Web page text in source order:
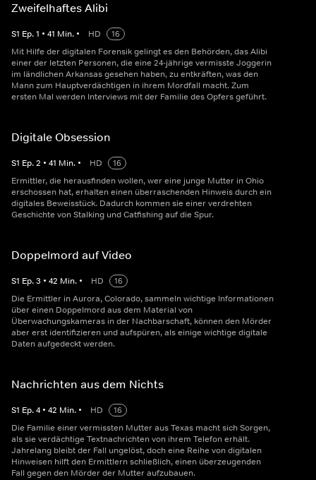
Zweifelhaftes Alibi
S1 Ep.1 • 41 Min. • HD
16
Mit Hilfe der digitalen Forensik gelingt es den Behörden, das Alibi
einer der letzten Personen, die eine 24-jährige vermisste Joggerin
im ländlichen Arkansas gesehen haben, zu entkräften, was den
Mann zum Hauptverdächtigen in ihrem Mordfall macht. Zum
ersten Mal werden Interviews mit der Familie des Opfers geführt.
Digitale Obsession
S1 Ep.2 • 41 Min. • HD
16
Ermittler, die herausfinden wollen, wer eine junge Mutter in Ohio
erschossen hat, erhalten einen überraschenden Hinweis durch ein
digitales Beweisstück. Dadurch kommen sie einer verdrehten
Geschichte von Stalking und Catfishing auf die Spur.
Doppelmord auf Video
S1 Ep.3 • 42 Min. • HD
16
Die Ermittler in Aurora, Colorado, sammeln wichtige Informationen
über einen Doppelmord aus dem Material von
Überwachungskameras in der Nachbarschaft, können den Mörder
aber erst identifizieren und aufspüren, als einige wichtige digitale
Daten aufgedeckt werden.
Nachrichten aus dem Nichts
S1 Ep.4 • 42 Min. • HD
16
Die Familie einer vermissten Mutter aus Texas macht sich Sorgen,
als sie verdächtige Textnachrichten von ihrem Telefon erhält.
Jahrelang bleibt der Fall ungelöst, doch eine Reihe von digitalen
Hinweisen hilft den Ermittlern schließlich, einen überzeugenden
Fall gegen den Mörder der Mutter aufzubauen.